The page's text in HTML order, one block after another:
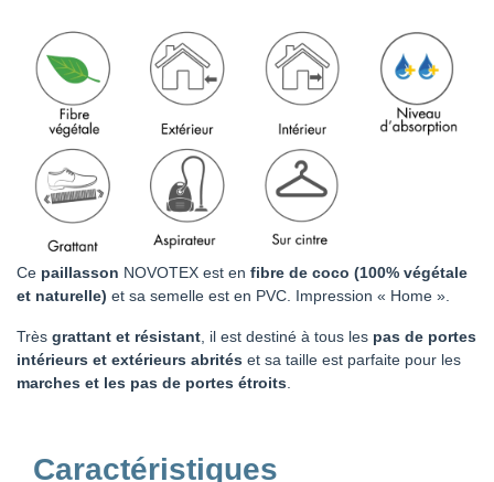
Ce paillasson NOVOTEX est en fibre de coco (100% végétale
et naturelle) et sa semelle est en PVC. Impression « Home ».
Très grattant et résistant, il est destiné à tous les pas de portes
intérieurs et extérieurs abrités et sa taille est parfaite pour les
marches et les pas de portes étroits.
Caractéristiques